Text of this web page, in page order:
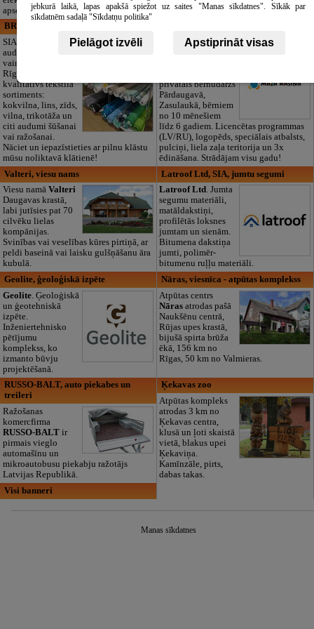
apsekošanu.
BRISTOLS ES, SIA
SIA "Bristols ES"
audumu outlet un
vairumtirdzniecība
Rīgā. Plašs un
kvalitatīvs tekstila
sortiments:
kokvilna, lins, zīds,
vilna, trikotāža un
citi audumi šūšanai
vai ražošanai.
Nāciet un iepazīstieties ar pilnu klāstu
mūsu noliktavā klātienē!
izglītības iestāde
privātais bērnudārzs
Pārdaugavā,
Zasulaukā, bērniem
no 10 mēnešiem
līdz 6 gadiem. Licencētas programmas
(LV/RU), logopēds, speciālais atbalsts,
pulciņi, liela zaļa teritorija un 3x
ēdināšana. Strādājam visu gadu!
Valteri, viesu nams
Viesu namā Valteri
Daugavas krastā,
labi jutīsies pat 70
cilvēku lielas
kompānijas.
Svinības vai veselības kūres pirtiņā, ar
peldi baseinā vai laisku gulšņāšanu āra
kubulā.
Latroof Ltd, SIA, jumtu segumi
Latroof Ltd. Jumta
segumu materiāli,
matāldakstiņi,
profilētās loksnes
jumtam un sienām.
Bitumena dakstiņa
jumti, polimēr-
bitumenu ruļļu materiāli.
Geolite, ģeoloģiskā izpēte
Geolite. Ģeoloģiskā
un ģeotehniskā
izpēte.
Inženiertehnisko
pētījumu
komplekss, ko
izmanto būvju
projektēšanā.
Nāras, viesnīca - atpūtas komplekss
Atpūtas centrs
Nāras atrodas pašā
Naukšēnu centrā,
Rūjas upes krastā,
bijušā spirta brūža
ēkā, 156 km no
Rīgas, 50 km no Valmieras.
RUSSO-BALT, auto piekabes un
treileri
Ražošanas
komercfirma
RUSSO-BALTir
pirmais vieglo
automašīnu un
mikroautobusu piekabju ražotājs
Latvijas Republikā.
Ķekavas zoo
Atpūtas kompleks
atrodas 3 km no
Ķekavas centra,
klusā un ļoti skaistā
vietā, blakus upei
Ķekaviņa.
Kamīnzāle, pirts,
dabas takas.
Visi banneri
jebkurā laikā, lapas apakšā spiežot uz saites "Manas sīkdatnes". Sīkāk par
sīkdatnēm sadaļā "Sīkdatņu politika"
Pielāgot izvēli Apstiprināt visas
Manas sīkdatnes